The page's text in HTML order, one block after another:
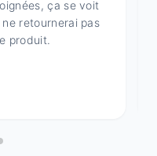
ça se voit
retournerai pas
produit.